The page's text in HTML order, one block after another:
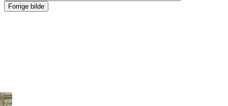
Aktiviteter
Forrige bilde